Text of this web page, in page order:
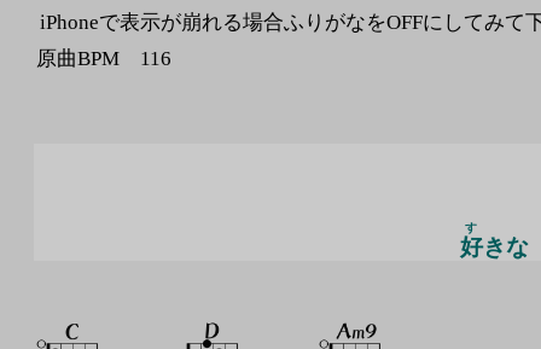
iPhoneで表示が崩れる場合ふりがなをOFFにしてみて
原曲BPM 116
好
す
きな